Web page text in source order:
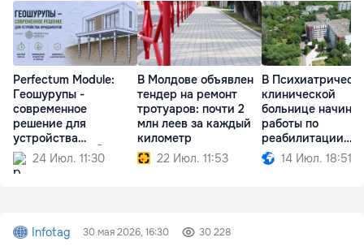
Perfectum Module:
Геошурупы -
современное
решение для
устройства
фундаментов Ⓟ
24 Июл. 11:30
В Молдове объявлен
тендер на ремонт
тротуаров: почти 2
млн леев за каждый
километр
22 Июл. 11:53
В
клинической
больнице
работы по
реабилитации
корпусов
14 Июл. 18:51
Infotag 30 мая 2026, 16:30 30 228